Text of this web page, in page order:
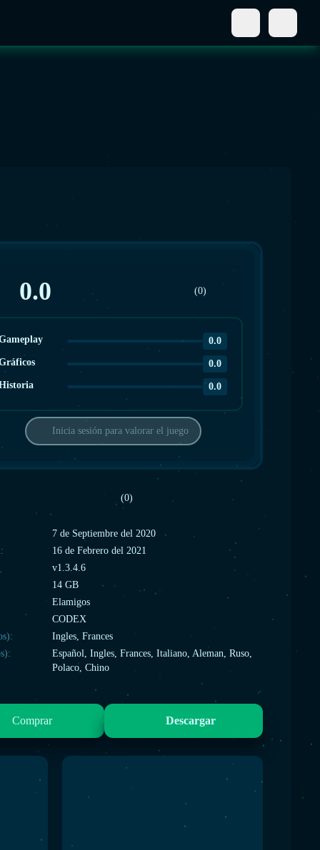
0.0 (0)
0.0
0.0
0.0
Inicia sesión para valorar el juego
(0)
7 de Septiembre del 2020
16 de Febrero del 2021
v1.3.4.6
14 GB
Elamigos
CODEX
Ingles, Frances
Español, Ingles, Frances, Italiano, Aleman, Ruso,
Polaco, Chino
Comprar Descargar